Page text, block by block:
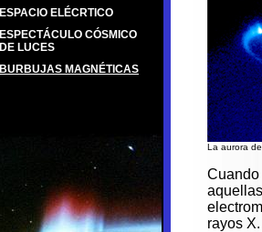
ESPACIO ELÉCRTICO
ESPECTÁCULO CÓSMICO
DE LUCES
BURBUJAS MAGNÉTICAS
La aurora
Cuando
rayos X.